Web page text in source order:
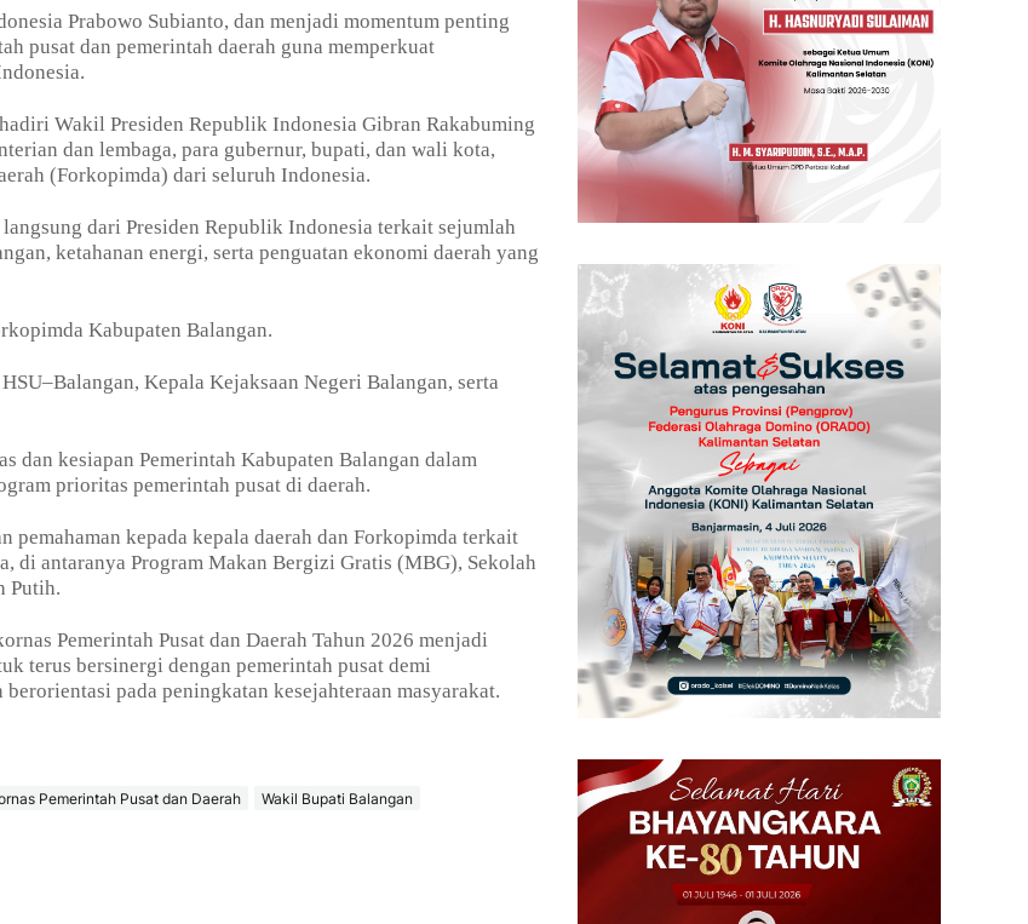
Prabowo Subianto, dan menjadi momentum penting
pusat dan pemerintah daerah guna memperkuat
Wakil Presiden Republik Indonesia Gibran Rakabuming
dan lembaga, para gubernur, bupati, dan wali kota,
(Forkopimda) dari seluruh Indonesia.
dari Presiden Republik Indonesia terkait sejumlah
ketahanan energi, serta penguatan ekonomi daerah yang
Kabupaten Balangan.
Kepala Kejaksaan Negeri Balangan, serta
dan kesiapan Pemerintah Kabupaten Balangan dalam
prioritas pemerintah pusat di daerah.
kepada kepala daerah dan Forkopimda terkait
di antaranya Program Makan Bergizi Gratis (MBG), Sekolah
Putih.
Pemerintah Pusat dan Daerah Tahun 2026 menjadi
terus bersinergi dengan pemerintah pusat demi
pada peningkatan kesejahteraan masyarakat.
Pemerintah Pusat dan Daerah Wakil Bupati Balangan